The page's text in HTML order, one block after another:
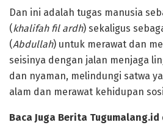
Dan ini adalah tugas manusia
(khalifah fil ardh) sekaligus
(Abdullah) untuk merawat dan
seisinya dengan jalan menjaga
dan nyaman, melindungi satwa
alam dan merawat kehidupan
Baca Juga Berita Tugumalang.id